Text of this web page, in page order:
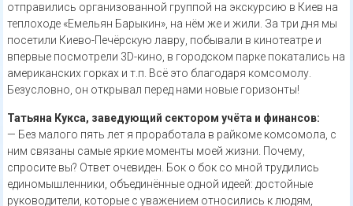
отправились организованной группой на экскурсию в Киев на
теплоходе «Емельян Барыкин», на нём же и жили. За три дня мы
посетили Киево-Печёрскую лавру, побывали в кинотеатре и
впервые посмотрели 3D-кино, в городском парке покатались на
американских горках и т.п. Всё это благодаря комсомолу.
Безусловно, он открывал перед нами новые горизонты!
Татьяна Кукса, заведующий сектором учёта и финансов:
— Без малого пять лет я проработала в райкоме комсомола, с
ним связаны самые яркие моменты моей жизни. Почему,
спросите вы? Ответ очевиден. Бок о бок со мной трудились
единомышленники, объединённые одной идеей: достойные
руководители, которые с уважением относились к людям,